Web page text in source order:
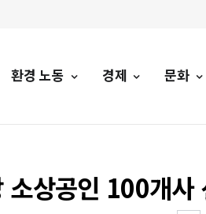
환경 노동 경제 문화
상공인 100개사